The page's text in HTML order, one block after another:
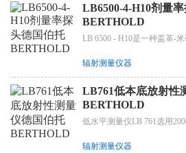
LB6500-4-H10剂量
BERTHOLD
LB 6500 - H10是一种盖革-
辐射测量仪器
LB761低本底放射性
BERTHOLD
低水平测量仪LB 761选用
辐射测量仪器